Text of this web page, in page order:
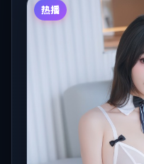
热播